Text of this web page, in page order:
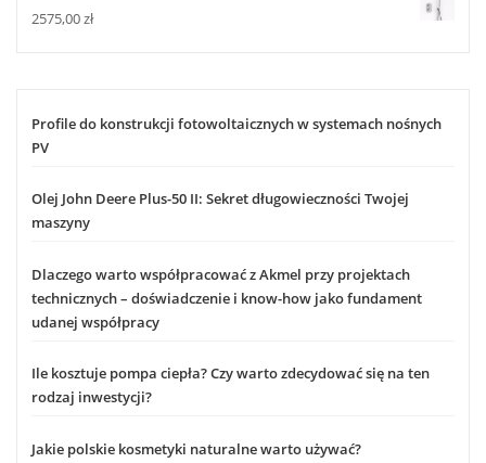
2575,00zł
Profile do konstrukcji fotowoltaicznych w systemach nośnych
PV
Olej John Deere Plus-50 II: Sekret długowieczności Twojej
maszyny
Dlaczego warto współpracować z Akmel przy projektach
technicznych – doświadczenie i know-how jako fundament
udanej współpracy
Ile kosztuje pompa ciepła? Czy warto zdecydować się na ten
rodzaj inwestycji?
Jakie polskie kosmetyki naturalne warto używać?